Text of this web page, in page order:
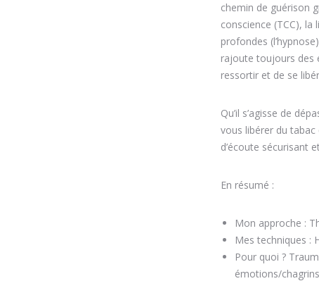
chemin de guérison
conscience (TCC), la
profondes
rajoute toujours des
ressortir et de se
Qu’il s’agisse de
vous libérer du
d’écoute sécurisant
En résumé :
Mon approche :
Mes techniques :
Pour quoi ?
émotions/